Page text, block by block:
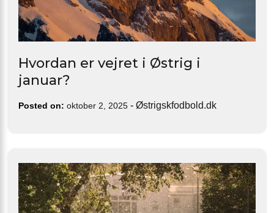
Hvordan er vejret i Østrig i
januar?
Posted on: oktober 2, 2025 - Østrigskfodbold.dk